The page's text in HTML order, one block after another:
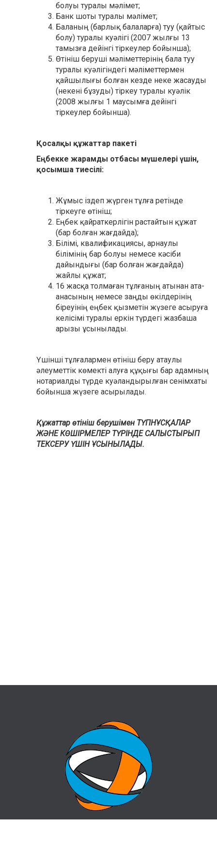
болуы туралы мәлімет;
Банк шоты туралы мәлімет;
Баланың (барлық балаларға) туу (қайтыс
болу) туралы куәлігі (2007 жылғы 13
тамызға дейінгі тіркеулер бойынша);
Өтініш беруші мәліметтерінің бала туу
туралы куәлігіндегі мәліметтермен
қайшылығы болған кезде неке жасауды
(некені бұзуды) тіркеу туралы куәлік
(2008 жылғы 1 маусымға дейінгі
тіркеулер бойынша).
Қосалқы құжаттар пакеті
Еңбекке жарамды отбасы мүшелері үшін,
қосымша тиесілі:
Жұмыс іздеп жүрген тұлға ретінде
тіркеуге өтініш;
Еңбек қайраткерлігін растайтын құжат
(бар болған жағдайда);
Білімі, квалификациясы, арнаулы
білімінің бар болуы немесе кәсіби
дайындығы (бар болған жағдайда)
жайлы құжат;
16 жасқа толмаған тұлғаның атынан ата-
анасының немесе заңды өкілдерінің
біреуінің еңбек қызметін жүзеге асыруға
келісімі туралы еркін түрдегі жазбаша
арызы ұсынылады.
Үшінші тұлғалармен өтініш беру атаулы
әлеуметтік көмекті алуға құқығы бар адамның
нотариалды түрде куәландырылған сенімхаты
бойынша жүзеге асырылады.
Құжаттар өтініш берушімен ТҮПНҰСҚАЛАР
ЖӘНЕ КӨШІРМЕЛЕР ТҮРІНДЕ САЛЫСТЫРЫП
ТЕКСЕРУ ҮШІН ҰСЫНЫЛАДЫ.